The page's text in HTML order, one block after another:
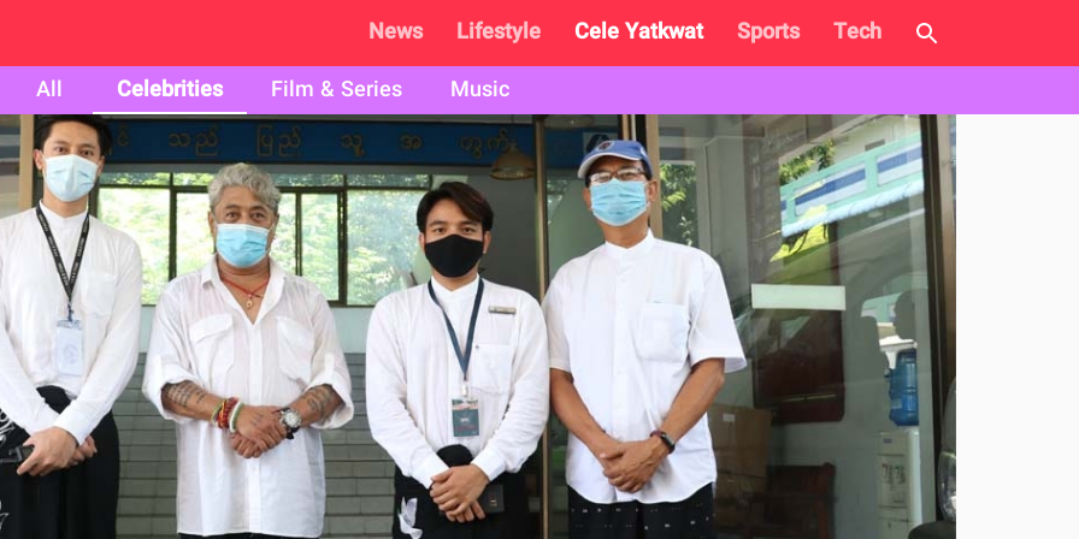
News Lifestyle Cele Yatkwat Sports
Tech
All
Celebrities Film & Series Music